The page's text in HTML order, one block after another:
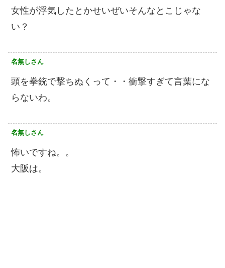
女性が浮気したとかせいぜいそんなとこじゃな
い？
名無しさん
頭を拳銃で撃ちぬくって・・衝撃すぎて言葉にな
らないわ。
名無しさん
怖いですね。。
大阪は。